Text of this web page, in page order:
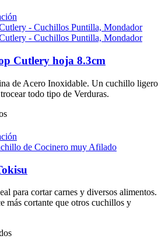
Cutlery hoja 8.3cm
de Acero Inoxidable. Un cuchillo ligero
todo tipo de Verduras.
para cortar carnes y diversos alimentos.
más cortante que otros cuchillos y